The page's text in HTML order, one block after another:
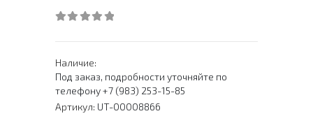
Наличие:
Под заказ, подробности уточняйте по
телефону +7 (983) 253-15-85
Артикул: UT-00008866